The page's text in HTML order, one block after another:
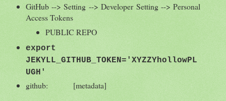
GitHub --> Setting --> Developer Setting --> Personal
Access Tokens
PUBLIC REPO
export
JEKYLL_GITHUB_TOKEN='XYZZYhollowPL
UGH'
github: [metadata]